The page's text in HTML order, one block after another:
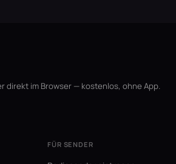
direkt im Browser — kostenlos, ohne App.
FÜR SENDER